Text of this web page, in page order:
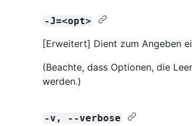
-J=<opt>
[Erweitert] Dient zum Angeben
(Beachte, dass Optionen, die
werden.)
-v, --verbose